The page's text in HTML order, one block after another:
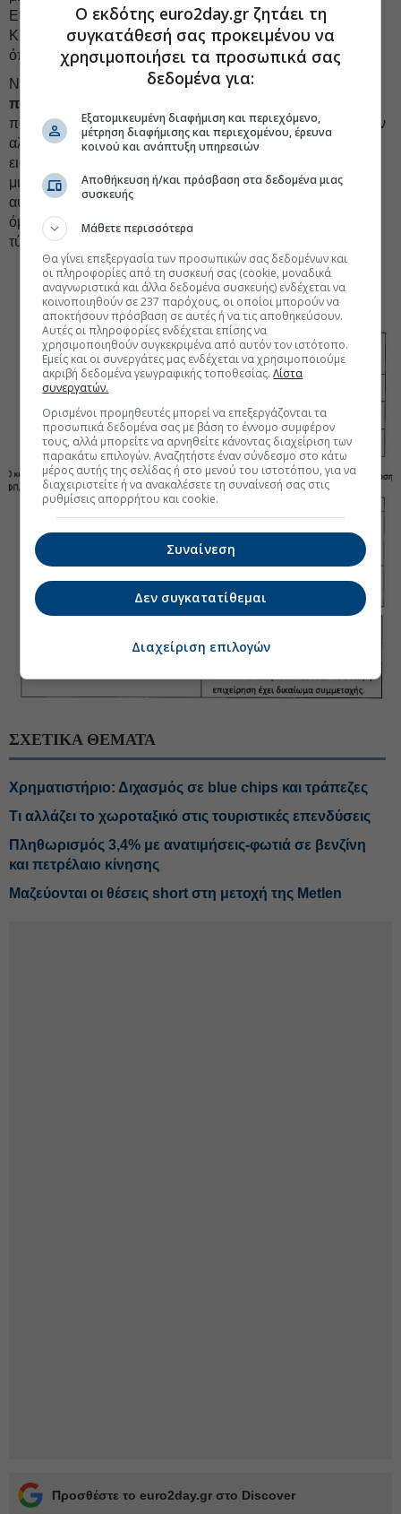
Ετσι, όταν μπαίνουν στον χάρτη και νέες συνοικίες (π.χ.
Κυψέλη), η κατάσταση γίνεται πιο δύσκολη για περιοχές
όπως το Κουκάκι, όπου τα μισθώματα είχαν εκτοξευθεί.
Νέα δεδομένα θα δημιουργηθούν και από
περιορισμούς
πόλεις της Ευρώπης, όπως π.χ. στις μέρες μίσθωσης, στην
αλλαγή φορολογικών συντελεστών ή/και ασφαλιστικών
εισφορών (π.χ. αν οι ιδιοκτήτες διαμερισμάτων που
μισθώνονται μέσω Airbnb χαρακτηριστούν
αυτοαπασχολούμενοι), η εικόνα θα αλλάξει. Μέχρι τότε,
όμως, προσιτό ενοίκιο στην Αττική θα βρίσκεις μόνο από
τύχη!
ΣΧΕΤΙΚΑ ΘΕΜΑΤΑ
Χρηματιστήριο: Διχασμός σε blue chips και τράπεζες
Τι αλλάζει το χωροταξικό στις τουριστικές επενδύσεις
Πληθωρισμός 3,4% με ανατιμήσεις-φωτιά σε βενζίνη
και πετρέλαιο κίνησης
Μαζεύονται οι θέσεις short στη μετοχή της Metlen
Προσθέστε το euro2day.gr στο Discover
Ο εκδότης euro2day.gr ζητάει τη
συγκατάθεσή σας προκειμένου να
χρησιμοποιήσει τα προσωπικά σας
δεδομένα για:
Εξατομικευμένη διαφήμιση και περιεχόμενο,
μέτρηση διαφήμισης και περιεχομένου, έρευνα
κοινού και ανάπτυξη υπηρεσιών
Αποθήκευση ή/και πρόσβαση στα δεδομένα μιας
συσκευής
Μάθετε περισσότερα
Θα γίνει επεξεργασία των προσωπικών σας δεδομένων και
οι πληροφορίες από τη συσκευή σας (cookie, μοναδικά
αναγνωριστικά και άλλα δεδομένα συσκευής) ενδέχεται να
κοινοποιηθούν σε 237 παρόχους, οι οποίοι μπορούν να
αποκτήσουν πρόσβαση σε αυτές ή να τις αποθηκεύσουν.
Αυτές οι πληροφορίες ενδέχεται επίσης να
χρησιμοποιηθούν συγκεκριμένα από αυτόν τον ιστότοπο.
Εμείς και οι συνεργάτες μας ενδέχεται να χρησιμοποιούμε
ακριβή δεδομένα γεωγραφικής τοποθεσίας.Λίστα
συνεργατών.
Ορισμένοι προμηθευτές μπορεί να επεξεργάζονται τα
προσωπικά δεδομένα σας με βάση το έννομο συμφέρον
τους, αλλά μπορείτε να αρνηθείτε κάνοντας διαχείριση των
παρακάτω επιλογών. Αναζητήστε έναν σύνδεσμο στο κάτω
μέρος αυτής της σελίδας ή στο μενού του ιστοτόπου, για να
διαχειριστείτε ή να ανακαλέσετε τη συναίνεσή σας στις
ρυθμίσεις απορρήτου και cookie.
Συναίνεση
Δεν συγκατατίθεμαι
Διαχείριση επιλογών